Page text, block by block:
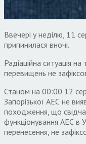
Ввечері у неділю, 11
припинилася вночі.
Радіаційна ситуація
перевищень не
Станом на 00:00 12
Запорізької АЕС не
походження, що
функціонування АЕС в
перенесення, не